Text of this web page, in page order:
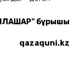
бұрышы
qazaquni.kz